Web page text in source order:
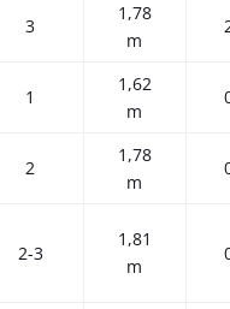
3
1,78
m
1
1,62
m
2
1,78
m
2-3
1,81
m